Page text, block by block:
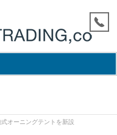
オーニングテントを新設